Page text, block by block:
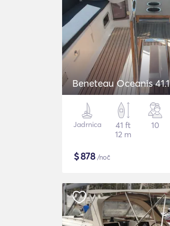
Beneteau Oceanis 41.1
Jadrnica
41 ft
12 m
10
$878/noč